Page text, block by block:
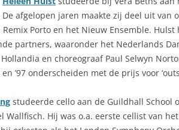
De afgelopen jaren maakte zij deel uit van
Remix Porto en het Nieuw Ensemble.
partners, waaronder het Nederlands
Hollandia en choreograaf Paul Selwyn
en ’97 onderscheiden met de prijs voor
studeerde cello aan de Guildhall School
Wallfisch. Hij was o.a. eerste cellist van